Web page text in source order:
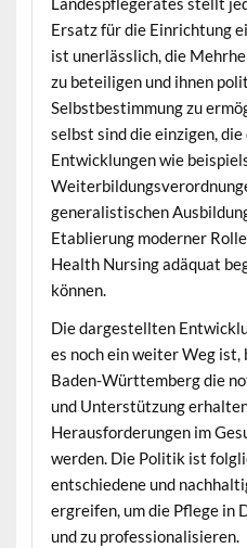
Ersatz für die Einrichtung
ist unerlässlich, die
zu beteiligen und ihnen
Selbstbestimmung zu
selbst sind die einzigen,
Entwicklungen wie
generalistischen
Etablierung moderner
Health Nursing adäquat
können.
Die dargestellten
es noch ein weiter Weg ist,
Baden-Württemberg die
und Unterstützung
Herausforderungen im
werden. Die Politik ist
entschiedene und
ergreifen, um die Pflege in
und zu professionalisieren.